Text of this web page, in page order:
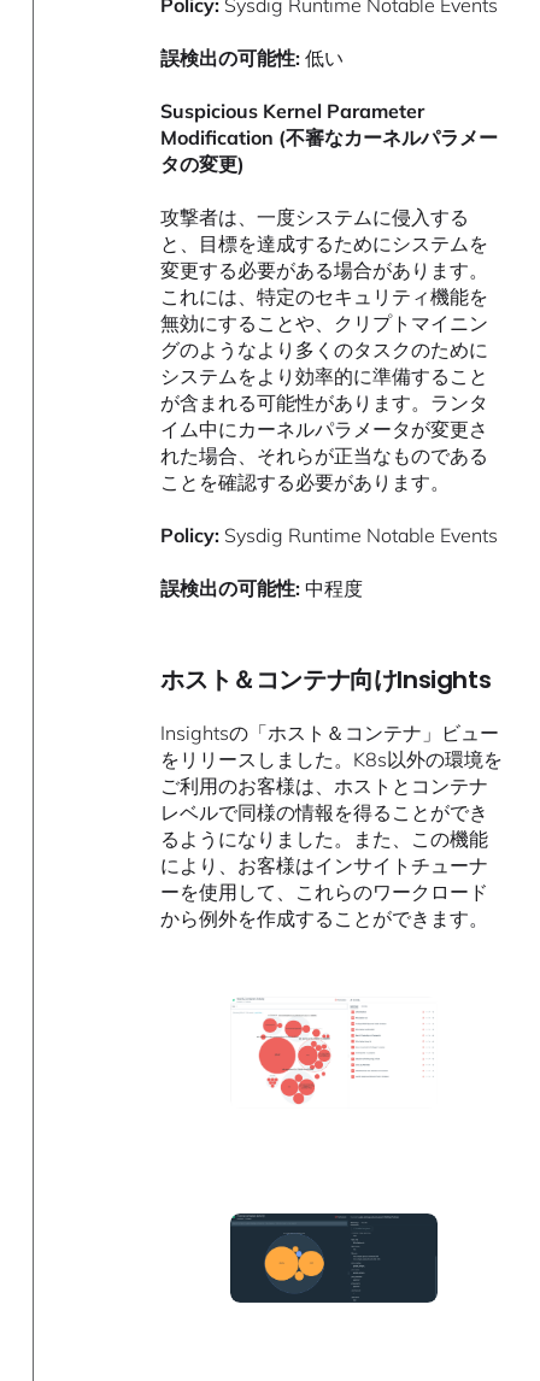
誤検出の可能性: 低い
Suspicious Kernel Parameter
Modification (不審なカーネルパラメー
タの変更)
攻撃者は、一度システムに侵入する
と、目標を達成するためにシステムを
変更する必要がある場合があります。
これには、特定のセキュリティ機能を
無効にすることや、クリプトマイニン
グのようなより多くのタスクのために
システムをより効率的に準備すること
が含まれる可能性があります。ランタ
イム中にカーネルパラメータが変更さ
れた場合、それらが正当なものである
ことを確認する必要があります。
Policy: Sysdig Runtime Notable Events
誤検出の可能性: 中程度
ホスト＆コンテナ向けInsights
Insightsの「ホスト＆コンテナ」ビュー
をリリースしました。K8s以外の環境を
ご利用のお客様は、ホストとコンテナ
レベルで同様の情報を得ることができ
るようになりました。また、この機能
により、お客様はインサイトチューナ
ーを使用して、これらのワークロード
から例外を作成することができます。